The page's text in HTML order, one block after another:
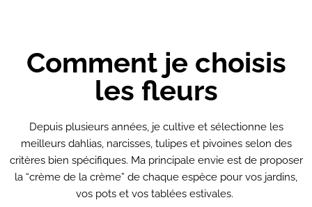
Comment je choisis
les fleurs
Depuis plusieurs années, je cultive et sélectionne les
meilleurs dahlias, narcisses, tulipes et pivoines selon des
critères bien spécifiques. Ma principale envie est de proposer
la “crème de la crème” de chaque espèce pour vos jardins,
vos pots et vos tablées estivales.